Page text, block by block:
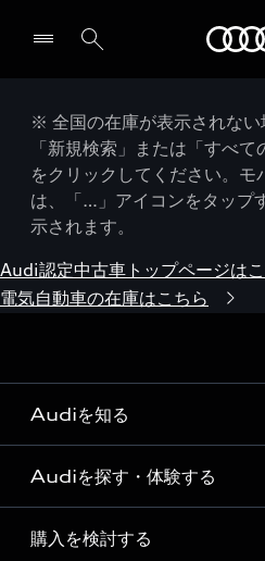
※ 全国の在庫が表示されな
「新規検索」または「すべて
をクリックしてください。
は、「…」アイコンをタップ
示されます。
Audi認定中古車トップページは
電気自動車の在庫はこちら
Audiを知る
Audi ブランド
Story of Progress
Audiを探す・体験する
ディーラー検索
購入を検討する